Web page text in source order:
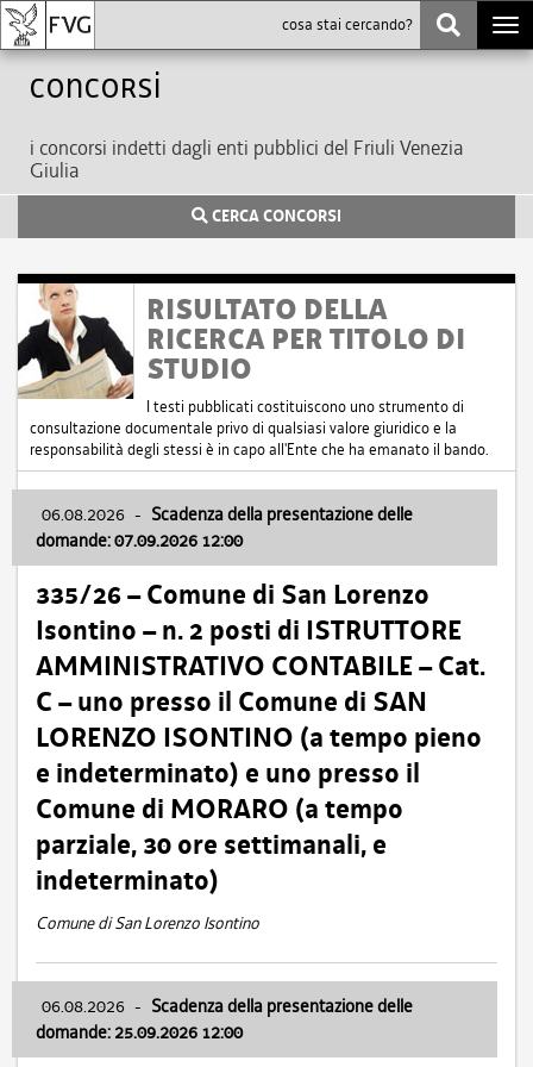
Concorsi
i concorsi indetti dagli enti pubblici del Friuli Venezia
Giulia
CERCA CONCORSI
RISULTATO DELLA
RICERCA PER TITOLO DI
STUDIO
I testi pubblicati costituiscono uno strumento di
consultazione documentale privo di qualsiasi valore giuridico e la
responsabilità degli stessi è in capo all'Ente che ha emanato il bando.
06.08.2026 - Scadenza della presentazione delle
domande: 07.09.2026 12:00
335/26 – Comune di San Lorenzo
Isontino – n. 2 posti di ISTRUTTORE
AMMINISTRATIVO CONTABILE – Cat.
C – uno presso il Comune di SAN
LORENZO ISONTINO (a tempo pieno
e indeterminato) e uno presso il
Comune di MORARO (a tempo
parziale, 30 ore settimanali, e
indeterminato)
Comune di San Lorenzo Isontino
06.08.2026 - Scadenza della presentazione delle
domande: 25.09.2026 12:00